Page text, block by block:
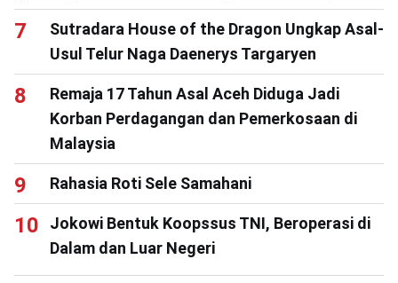
Sutradara House of the Dragon Ungkap Asal-
Usul Telur Naga Daenerys Targaryen
Remaja 17 Tahun Asal Aceh Diduga Jadi
Korban Perdagangan dan Pemerkosaan di
Malaysia
Rahasia Roti Sele Samahani
Jokowi Bentuk Koopssus TNI, Beroperasi di
Dalam dan Luar Negeri